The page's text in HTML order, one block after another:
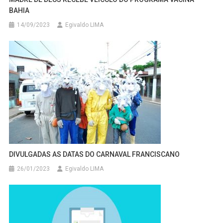
BAHIA
14/09/2023 Egivaldo LIMA
DIVULGADAS AS DATAS DO CARNAVAL FRANCISCANO
26/01/2023 Egivaldo LIMA